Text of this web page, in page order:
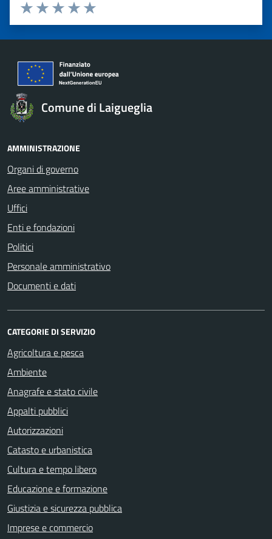
Valuta 5 stelle su 5
Valuta 4 stelle su 5
Valuta 3 stelle su 5
Valuta 2 stelle su 5
Valuta 1 stelle su 5
Comune di Laigueglia
AMMINISTRAZIONE
Organi di governo
Aree amministrative
Uffici
Enti e fondazioni
Politici
Personale amministrativo
Documenti e dati
CATEGORIE DI SERVIZIO
Agricoltura e pesca
Ambiente
Anagrafe e stato civile
Appalti pubblici
Autorizzazioni
Catasto e urbanistica
Cultura e tempo libero
Educazione e formazione
Giustizia e sicurezza pubblica
Imprese e commercio